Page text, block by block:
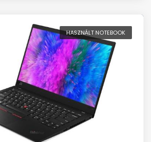
HASZNÁLT NOTEBOOK